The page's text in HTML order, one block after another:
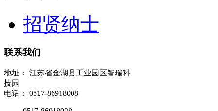
招贤纳士
联系我们
地址： 江苏省金湖县工业园区智瑞科
技园
电话： 0517-86918008